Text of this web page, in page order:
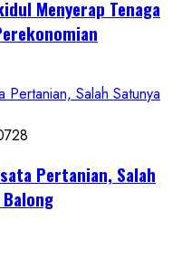
Menyerap Tenaga
Salah Satunya
Pertanian, Salah